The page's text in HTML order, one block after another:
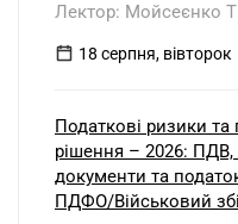
Лектор: Мойсеєнко
18 серпня, вівторок
Податкові ризики та
рішення – 2026: ПДВ,
документи та
ПДФО/Військовий